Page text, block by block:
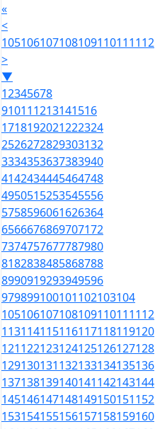
«
<
105106107108109110111112
>
▼
12345678
910111213141516
1718192021222324
2526272829303132
3334353637383940
4142434445464748
4950515253545556
5758596061626364
6566676869707172
7374757677787980
8182838485868788
8990919293949596
979899100101102103104
105106107108109110111112
113114115116117118119120
121122123124125126127128
129130131132133134135136
137138139140141142143144
145146147148149150151152
153154155156157158159160